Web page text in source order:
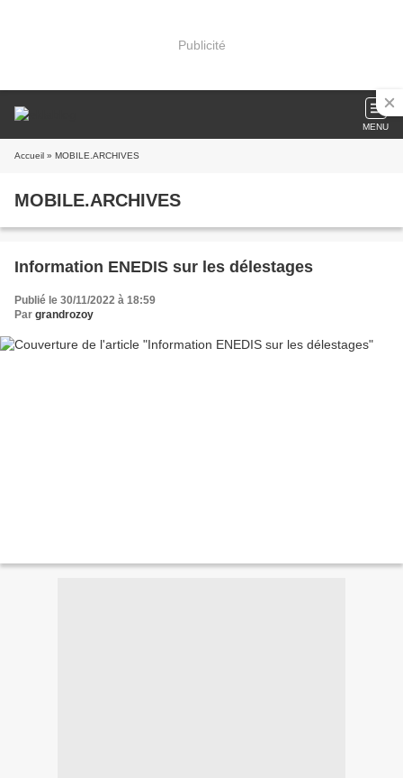
Publicité
MENU
Accueil » MOBILE.ARCHIVES
MOBILE.ARCHIVES
Information ENEDIS sur les délestages
Publié le 30/11/2022 à 18:59
Par grandrozoy